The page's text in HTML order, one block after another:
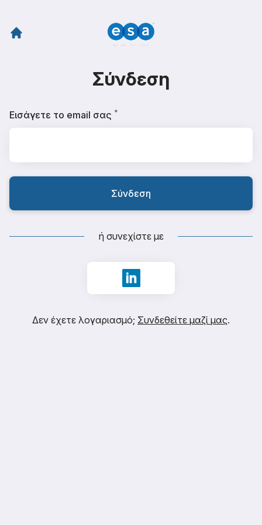
Σύνδεση
Εισάγετε το email σας *
Σύνδεση
ή συνεχίστε με
Συνδεθείτε με LinkedIn
Δεν έχετε λογαριασμό; Συνδεθείτε μαζί μας.